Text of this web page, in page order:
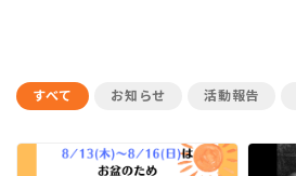
すべて お知らせ 活動報告